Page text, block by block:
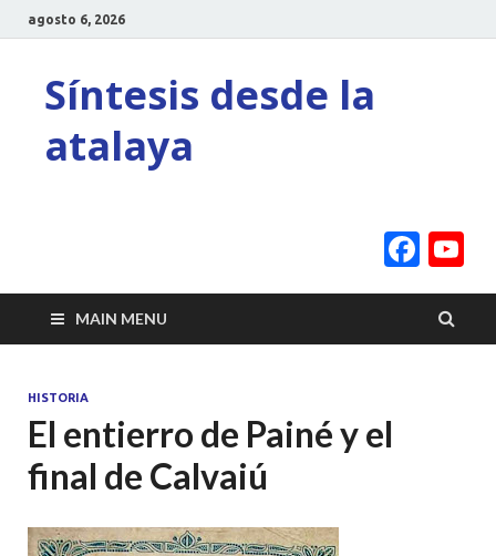
agosto 6, 2026
Síntesis desde la
atalaya
MAIN MENU
HISTORIA
El entierro de Painé y el
final de Calvaiú